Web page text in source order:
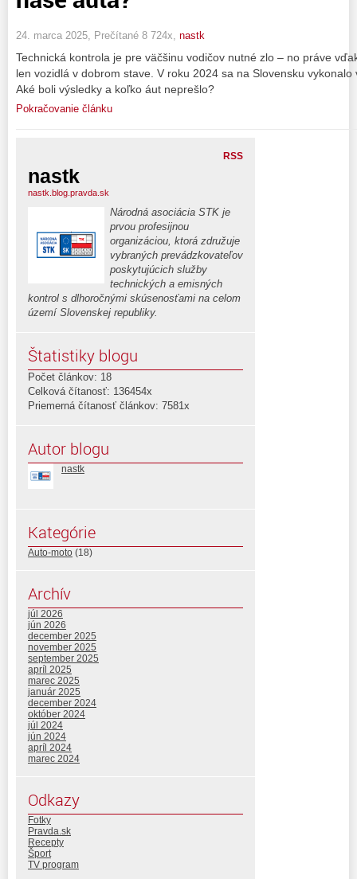
24. marca 2025, Prečítané 8 724x, nastk
Technická kontrola je pre väčšinu vodičov nutné zlo – no práve
len vozidlá v dobrom stave. V roku 2024 sa na Slovensku
Aké boli výsledky a koľko áut neprešlo?
Pokračovanie článku
RSS
nastk
nastk.blog.pravda.sk
Národná asociácia STK je
prvou profesijnou
organizáciou, ktorá združuje
vybraných prevádzkovateľov
poskytujúcich služby
technických a emisných
kontrol s dlhoročnými skúsenosťami na celom
území Slovenskej republiky.
Štatistiky blogu
Počet článkov: 18
Celková čítanosť: 136454x
Priemerná čítanosť článkov: 7581x
Autor blogu
nastk
Kategórie
Auto-moto (18)
Archív
júl 2026
jún 2026
december 2025
november 2025
september 2025
apríl 2025
marec 2025
január 2025
december 2024
október 2024
júl 2024
jún 2024
apríl 2024
marec 2024
Odkazy
Fotky
Pravda.sk
Recepty
Šport
TV program